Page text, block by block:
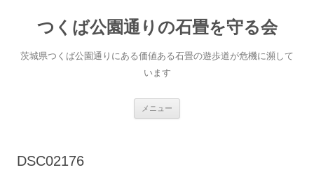
へ
ス
つくば公園通りの石畳を守る会
茨城県つくば公園通りにある価値ある石畳の遊歩道が危機に瀕して
います
メニュー
DSC02176